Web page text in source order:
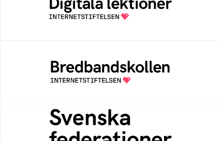
Öppen digital lärresurs med färdiga lektioner
för alla stadier i grundskolan
Bredbandskollen är ett oberoende
konsumentverktyg som drivs av
Internetstiftelsen
Svenska federationer
Grunden för medlemskap i en sektors- eller